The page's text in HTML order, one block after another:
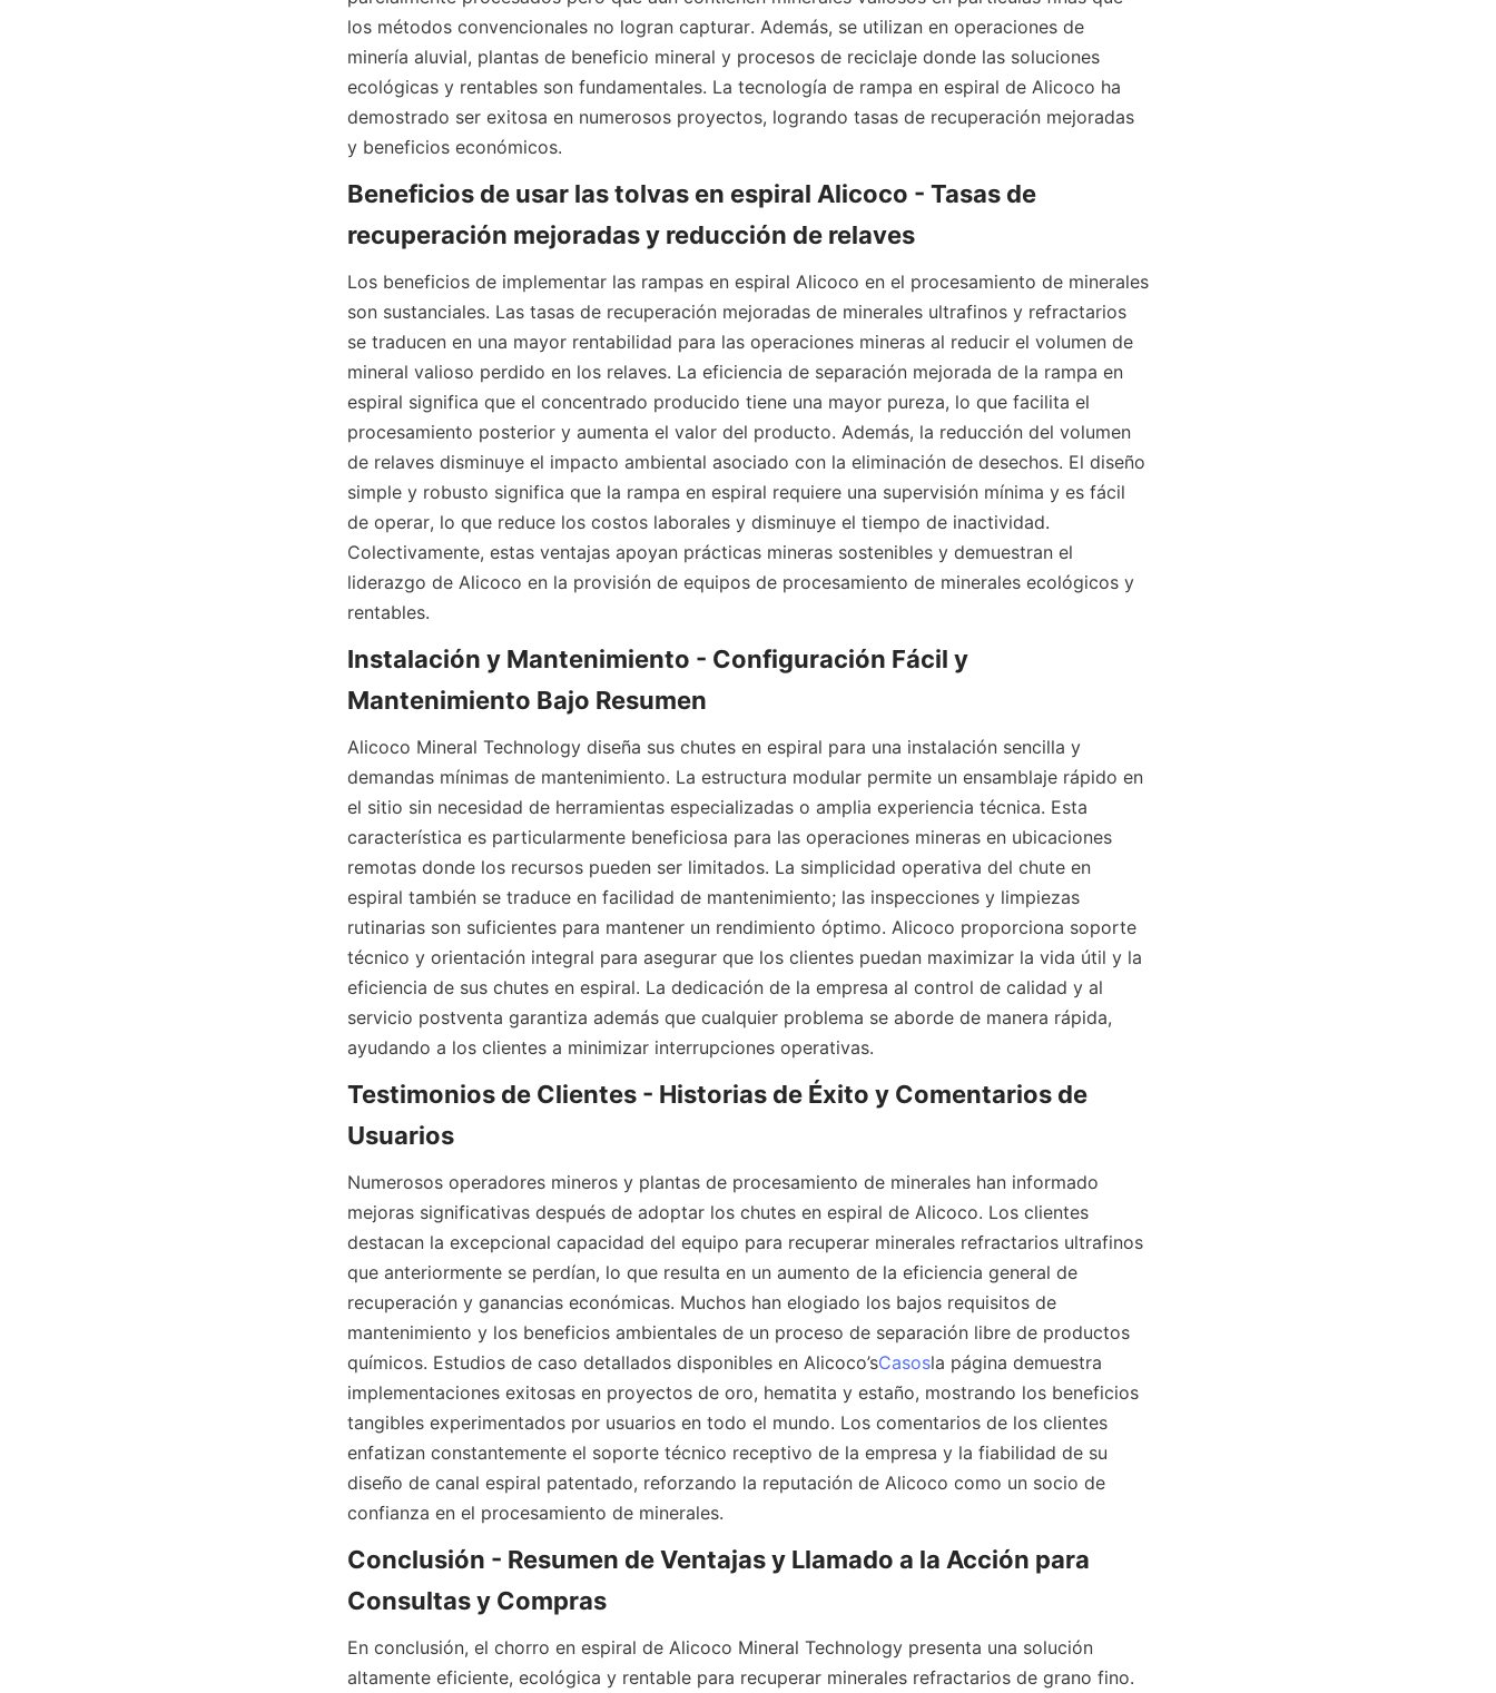
los métodos convencionales no logran capturar. Además, se utilizan en operaciones de
minería aluvial, plantas de beneficio mineral y procesos de reciclaje donde las soluciones
ecológicas y rentables son fundamentales. La tecnología de rampa en espiral de Alicoco ha
demostrado ser exitosa en numerosos proyectos, logrando tasas de recuperación mejoradas
y beneficios económicos.
Beneficios de usar las tolvas en espiral Alicoco - Tasas de
recuperación mejoradas y reducción de relaves
Los beneficios de implementar las rampas en espiral Alicoco en el procesamiento de minerales
son sustanciales. Las tasas de recuperación mejoradas de minerales ultrafinos y refractarios
se traducen en una mayor rentabilidad para las operaciones mineras al reducir el volumen de
mineral valioso perdido en los relaves. La eficiencia de separación mejorada de la rampa en
espiral significa que el concentrado producido tiene una mayor pureza, lo que facilita el
procesamiento posterior y aumenta el valor del producto. Además, la reducción del volumen
de relaves disminuye el impacto ambiental asociado con la eliminación de desechos. El diseño
simple y robusto significa que la rampa en espiral requiere una supervisión mínima y es fácil
de operar, lo que reduce los costos laborales y disminuye el tiempo de inactividad.
Colectivamente, estas ventajas apoyan prácticas mineras sostenibles y demuestran el
liderazgo de Alicoco en la provisión de equipos de procesamiento de minerales ecológicos y
rentables.
Instalación y Mantenimiento - Configuración Fácil y
Mantenimiento Bajo Resumen
Alicoco Mineral Technology diseña sus chutes en espiral para una instalación sencilla y
demandas mínimas de mantenimiento. La estructura modular permite un ensamblaje rápido en
el sitio sin necesidad de herramientas especializadas o amplia experiencia técnica. Esta
característica es particularmente beneficiosa para las operaciones mineras en ubicaciones
remotas donde los recursos pueden ser limitados. La simplicidad operativa del chute en
espiral también se traduce en facilidad de mantenimiento; las inspecciones y limpiezas
rutinarias son suficientes para mantener un rendimiento óptimo. Alicoco proporciona soporte
técnico y orientación integral para asegurar que los clientes puedan maximizar la vida útil y la
eficiencia de sus chutes en espiral. La dedicación de la empresa al control de calidad y al
servicio postventa garantiza además que cualquier problema se aborde de manera rápida,
ayudando a los clientes a minimizar interrupciones operativas.
Testimonios de Clientes - Historias de Éxito y Comentarios de
Usuarios
Numerosos operadores mineros y plantas de procesamiento de minerales han informado
mejoras significativas después de adoptar los chutes en espiral de Alicoco. Los clientes
destacan la excepcional capacidad del equipo para recuperar minerales refractarios ultrafinos
que anteriormente se perdían, lo que resulta en un aumento de la eficiencia general de
recuperación y ganancias económicas. Muchos han elogiado los bajos requisitos de
mantenimiento y los beneficios ambientales de un proceso de separación libre de productos
químicos. Estudios de caso detallados disponibles en Alicoco’sCasosla página demuestra
implementaciones exitosas en proyectos de oro, hematita y estaño, mostrando los beneficios
tangibles experimentados por usuarios en todo el mundo. Los comentarios de los clientes
enfatizan constantemente el soporte técnico receptivo de la empresa y la fiabilidad de su
diseño de canal espiral patentado, reforzando la reputación de Alicoco como un socio de
confianza en el procesamiento de minerales.
Conclusión - Resumen de Ventajas y Llamado a la Acción para
Consultas y Compras
En conclusión, el chorro en espiral de Alicoco Mineral Technology presenta una solución
altamente eficiente, ecológica y rentable para recuperar minerales refractarios de grano fino.